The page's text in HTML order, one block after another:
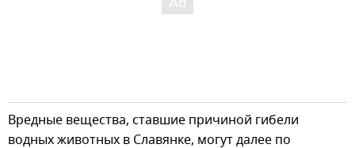
Вредные вещества, ставшие причиной гибели
водных животных в Славянке, могут далее по